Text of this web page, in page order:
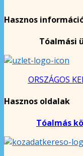
Hasznos
Tóalmási
ORSZÁGOS
Hasznos oldalak
Tóalmás